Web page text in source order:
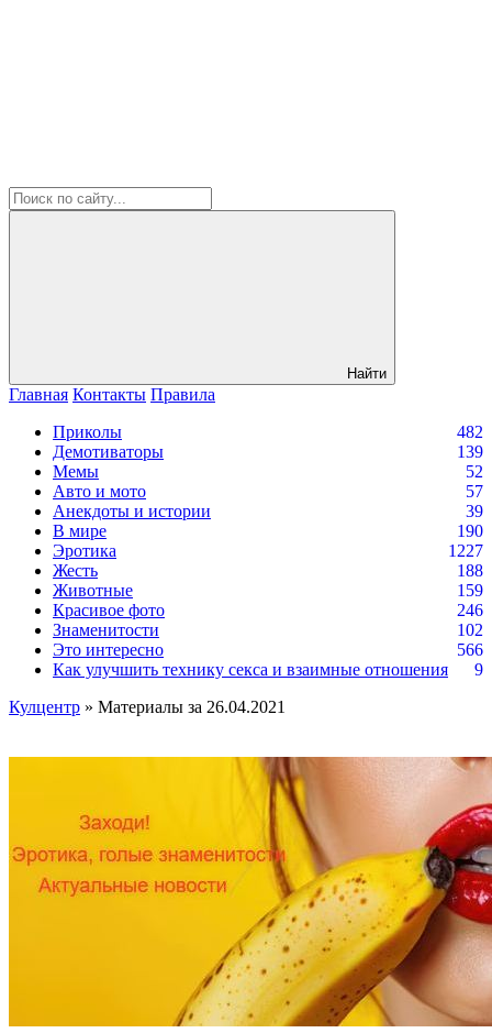
Найти
Главная Контакты Правила
Приколы
482
Демотиваторы
139
Мемы
52
Авто и мото
57
Анекдоты и истории
39
В мире
190
Эротика
1227
Жесть
188
Животные
159
Красивое фото
246
Знаменитости
102
Это интересно
566
Как улучшить технику секса и взаимные отношения
9
Кулцентр » Материалы за 26.04.2021